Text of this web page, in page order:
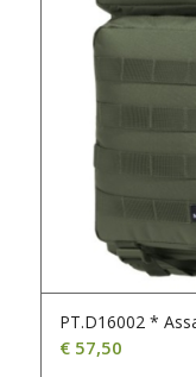
PT.D16002 *
€57,50